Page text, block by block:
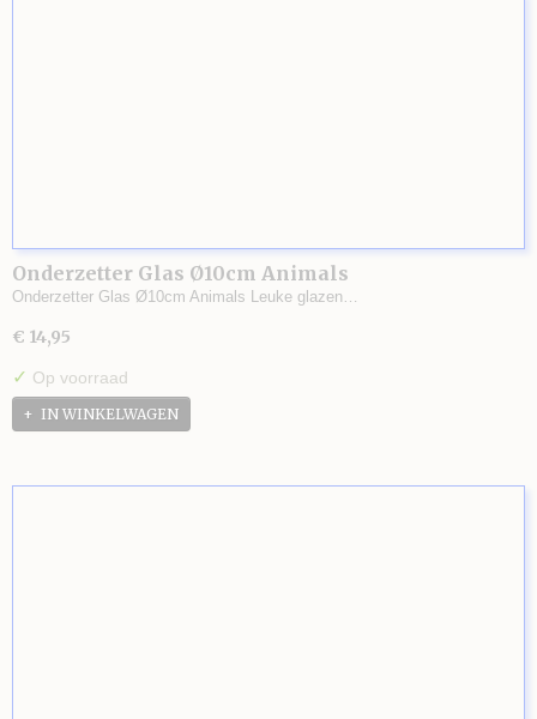
Onderzetter Glas Ø10cm Animals
Onderzetter Glas Ø10cm Animals Leuke glazen…
€ 14,95
✓ Op voorraad
IN WINKELWAGEN